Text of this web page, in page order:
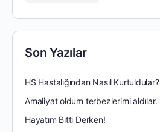
Son Yazılar
HS Hastalığından Nasıl Kurtuldular?
Amaliyat oldum terbezlerimi aldılar.
Hayatım Bitti Derken!